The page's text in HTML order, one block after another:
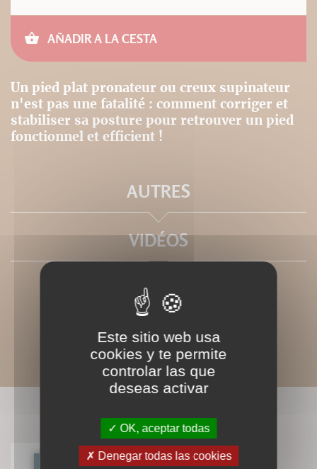
AÑADIR A LA CESTA
Un pied plat pronateur ou creux supinateur
n'est pas une fatalité : comment corriger et
stabiliser sa posture pour retrouver un pied
fonctionnel et efficient !
AUTRES
VIDÉOS
LIVRES ASSOCIÉS
Este sitio web usa
cookies y te permite
controlar las que
deseas activar
OK, aceptar todas
Denegar todas las cookies